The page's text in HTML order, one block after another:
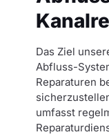
Das Ziel
Abfluss-
Reparaturen
umfasst